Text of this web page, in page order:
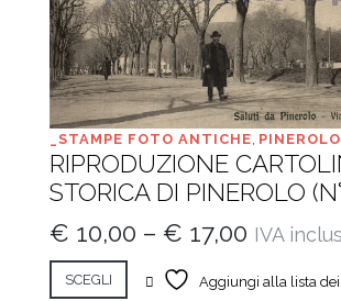
_STAMPE FOTO ANTICHE PINEROLO
RIPRODUZIONE
STORICA DI PINEROLO
€ 10,00 – € 17,00 IVA
SCEGLI Aggiungi alla lista